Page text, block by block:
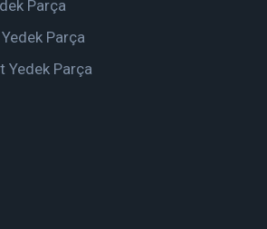
Parça
Parça
Yedek Parça